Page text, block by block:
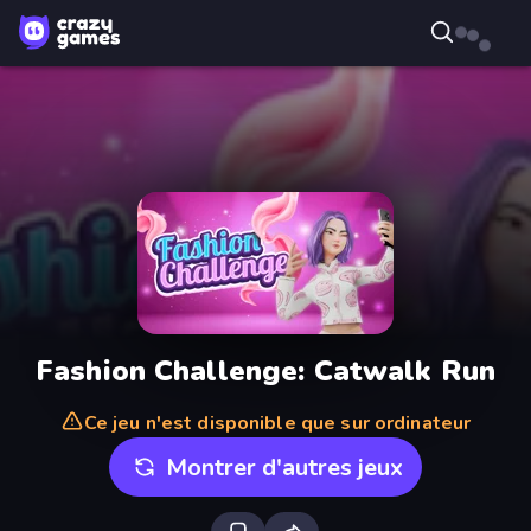
Fashion Challenge: Catwalk Run
Ce jeu n'est disponible que sur ordinateur
Montrer d'autres jeux